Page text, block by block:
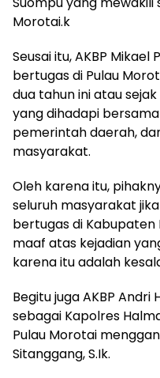
Morotai.k
Seusai itu, AKBP Mikael
bertugas di Pulau
dua tahun ini atau
yang dihadapi
pemerintah daerah,
masyarakat.
Oleh karena itu,
seluruh masyarakat
bertugas di
maaf atas kejadian
karena itu adalah
Begitu juga AKBP Andri
sebagai Kapolres
Pulau Morotai
Sitanggang, S.Ik.